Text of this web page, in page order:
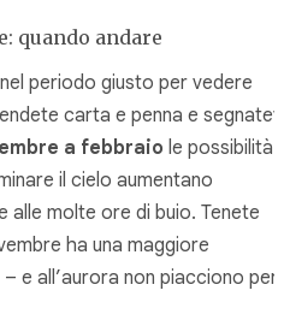
quando andare
periodo giusto per vedere
carta e penna e
a febbraio le possibilità
il cielo aumentano
alle molte ore di buio. Tenete
ha una maggiore
e all’aurora non piacciono per